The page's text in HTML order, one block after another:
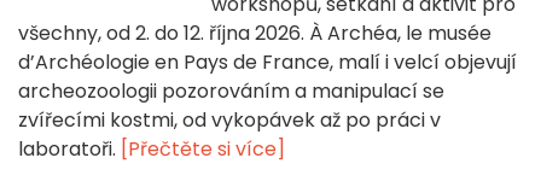
všechny, od 2. do 12. října 2026. À Archéa, le musée
d’Archéologie en Pays de France, malí i velcí objevují
archeozoologii pozorováním a manipulací se
zvířecími kostmi, od vykopávek až po práci v
laboratoři. [Přečtěte si více]